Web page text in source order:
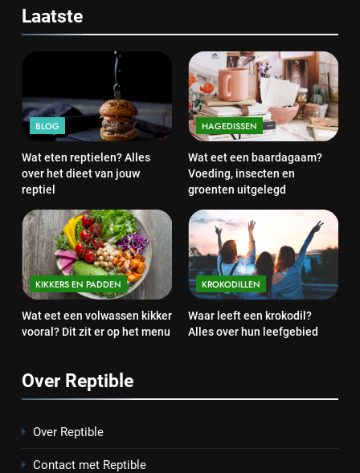
Laatste
BLOG
Wat eten reptielen? Alles
over het dieet van jouw
reptiel
HAGEDISSEN
Wat eet een baardagaam?
Voeding, insecten en
groenten uitgelegd
KIKKERS EN PADDEN
Wat eet een volwassen kikker
vooral? Dit zit er op het menu
KROKODILLEN
Waar leeft een krokodil?
Alles over hun leefgebied
Over Reptible
Over Reptible
Contact met Reptible